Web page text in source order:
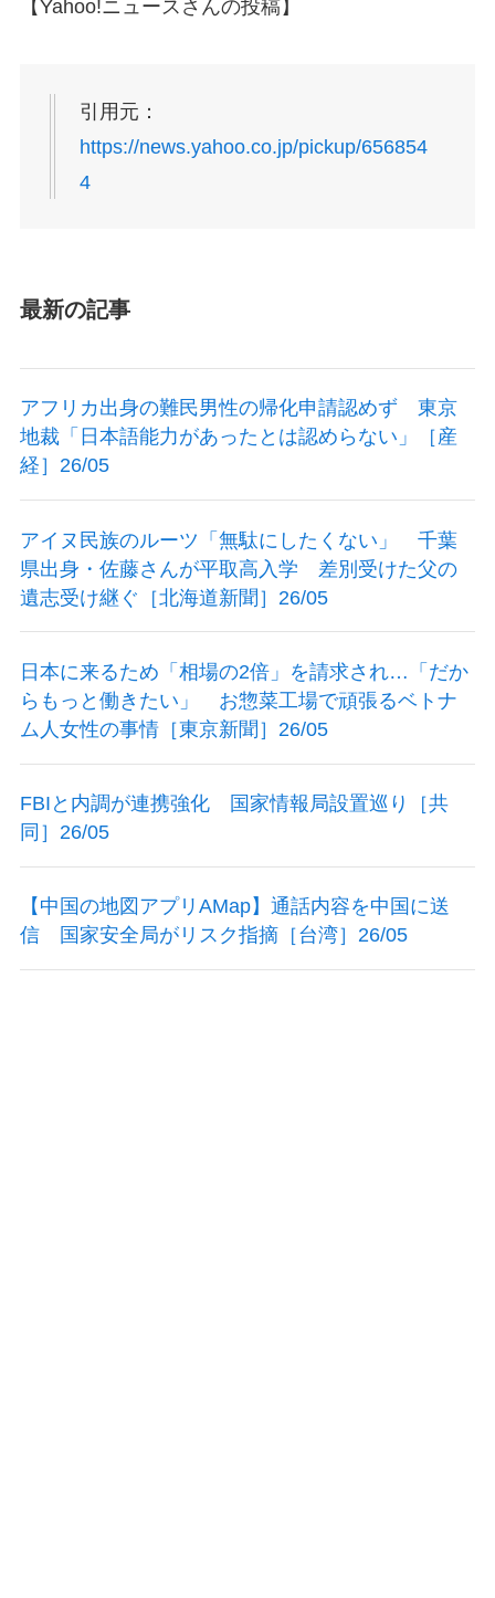
【Yahoo!ニュースさんの投稿】
引用元：
https://news.yahoo.co.jp/pickup/656854
4
最新の記事
アフリカ出身の難民男性の帰化申請認めず 東京
地裁「日本語能力があったとは認めらない」［産
経］26/05
アイヌ民族のルーツ「無駄にしたくない」 千葉
県出身・佐藤さんが平取高入学 差別受けた父の
遺志受け継ぐ［北海道新聞］26/05
日本に来るため「相場の2倍」を請求され…「だか
らもっと働きたい」 お惣菜工場で頑張るベトナ
ム人女性の事情［東京新聞］26/05
FBIと内調が連携強化 国家情報局設置巡り［共
同］26/05
【中国の地図アプリAMap】通話内容を中国に送
信 国家安全局がリスク指摘［台湾］26/05